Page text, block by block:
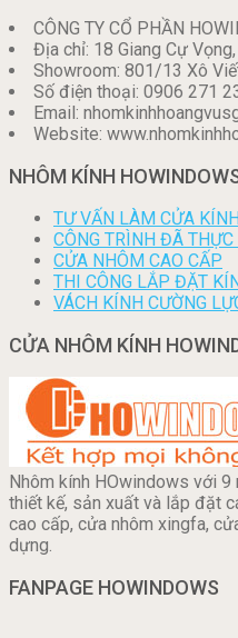
CÔNG TY CỔ PHẦN
Địa chỉ: 18 Giang Cự
Showroom: 801/13 Xô
Số điện thoại: 0906 271
Email:
Website:
NHÔM KÍNH
TƯ VẤN LÀM CỬA KÍNH
CÔNG TRÌNH ĐÃ THỰC
CỬA NHÔM CAO CẤP
THI CÔNG LẮP ĐẶT
VÁCH KÍNH CƯỜNG
CỬA NHÔM KÍNH
Nhôm kính HOwindows với
thiết kế, sản xuất và lắp đặt
cao cấp, cửa nhôm xingfa,
dựng.
FANPAGE HOWINDOWS